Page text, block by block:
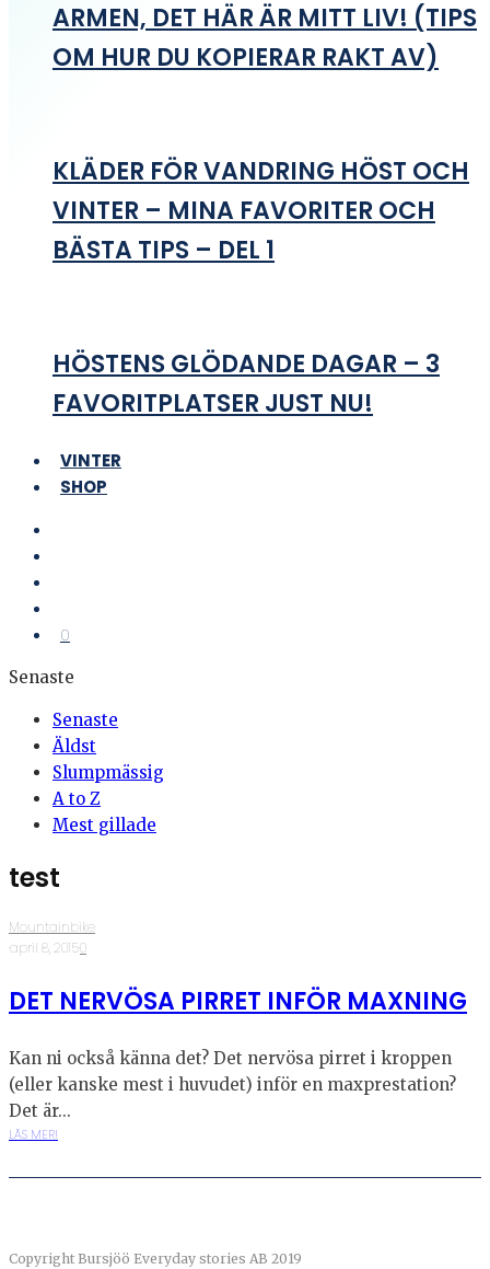
ARMEN, DET HÄR ÄR MITT LIV! (TIPS
OM HUR DU KOPIERAR RAKT AV)
KLÄDER FÖR VANDRING HÖST OCH
VINTER – MINA FAVORITER OCH
BÄSTA TIPS – DEL 1
HÖSTENS GLÖDANDE DAGAR – 3
FAVORITPLATSER JUST NU!
VINTER
SHOP
0
Senaste
Senaste
Äldst
Slumpmässig
A to Z
Mest gillade
test
Mountainbike
·april 8, 2015·0
DET NERVÖSA PIRRET INFÖR MAXNING
Kan ni också känna det? Det nervösa pirret i kroppen
(eller kanske mest i huvudet) inför en maxprestation?
Det är...
LÄS MER!
Copyright Bursjöö Everyday stories AB 2019